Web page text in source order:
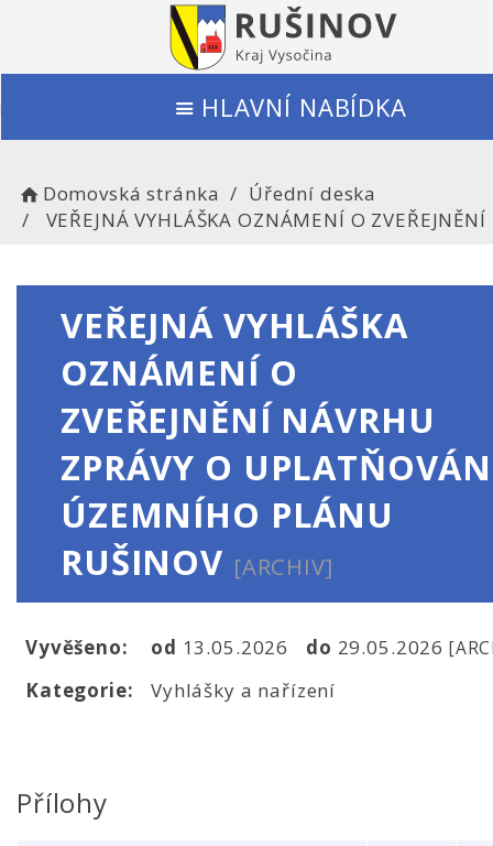
HLAVNÍ NABÍDKA
Domovská stránka
Úřední deska
VEŘEJNÁ VYHLÁŠKA OZNÁMENÍ O
VEŘEJNÁ VYHLÁŠKA
OZNÁMENÍ O
ZVEŘEJNĚNÍ NÁVRHU
ZPRÁVY O
ÚZEMNÍHO PLÁNU
RUŠINOV [ARCHIV]
Vyvěšeno: od 13.05.2026 do 29.05.2026
Kategorie: Vyhlášky a nařízení
Přílohy